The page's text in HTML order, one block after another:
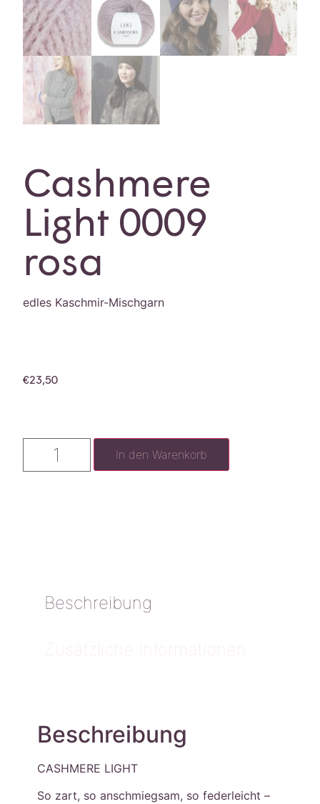
Cashmere
Light 0009
rosa
edles Kaschmir-Mischgarn
€23,50
In den Warenkorb
Beschreibung
Zusätzliche Informationen
Beschreibung
CASHMERE LIGHT
So zart, so anschmiegsam, so federleicht –